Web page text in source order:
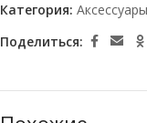
Категория: Аксессуары
Поделиться: